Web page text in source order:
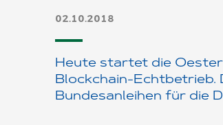
02.10.2018
Heute startet die
Blockchain-Echtbetrieb.
Bundesanleihen für die